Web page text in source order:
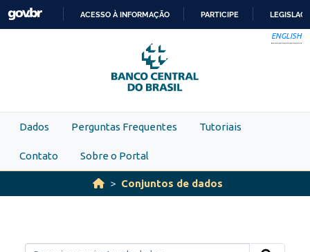
Skip to main content
PARA
O
CONTEÚDO
ACESSO À INFORMAÇÃO PARTICIPE
ENGLISH
Dados Perguntas Frequentes Tutoriais
Contato Sobre o Portal
Conjuntos de dados